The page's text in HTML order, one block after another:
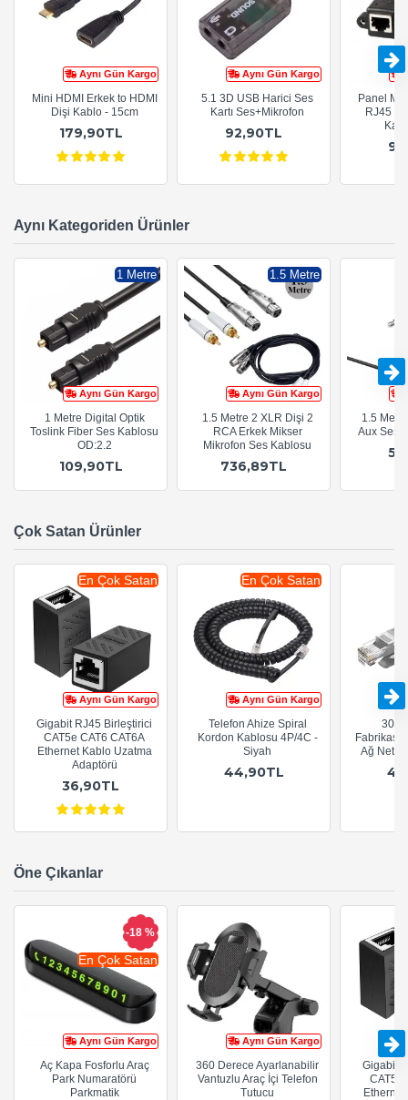
Aynı Gün Kargo
Mini HDMI Erkek to HDMI
Dişi Kablo - 15cm
179,90TL
Aynı Gün Kargo
5.1 3D USB Harici Ses
Kartı Ses+Mikrofon
92,90TL
Panel
RJ45
Aynı Kategoriden Ürünler
Aynı Gün Kargo
1 Metre
1 Metre Digital Optik
Toslink Fiber Ses Kablosu
OD:2.2
109,90TL
Aynı Gün Kargo
1.5 Metre
1.5 Metre 2 XLR Dişi 2
RCA Erkek Mikser
Mikrofon Ses Kablosu
736,89TL
1.5
Aux Ses
Çok Satan Ürünler
Aynı Gün Kargo
En Çok Satan
Gigabit RJ45 Birleştirici
CAT5e CAT6 CAT6A
Ethernet Kablo Uzatma
Adaptörü
36,90TL
Aynı Gün Kargo
En Çok Satan
Telefon Ahize Spiral
Kordon Kablosu 4P/4C -
Siyah
44,90TL
Ağ
Öne Çıkanlar
Aynı Gün Kargo
En Çok Satan
-18 %
Aç Kapa Fosforlu Araç
Park Numaratörü
Parkmatik
Aynı Gün Kargo
360 Derece Ayarlanabilir
Vantuzlu Araç İçi Telefon
Tutucu
Gigabit
CAT5e